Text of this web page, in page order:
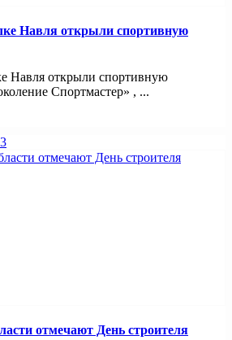
Навля открыли спортивную
Навля открыли спортивную
Спортмастер» , ...
отмечают День строителя